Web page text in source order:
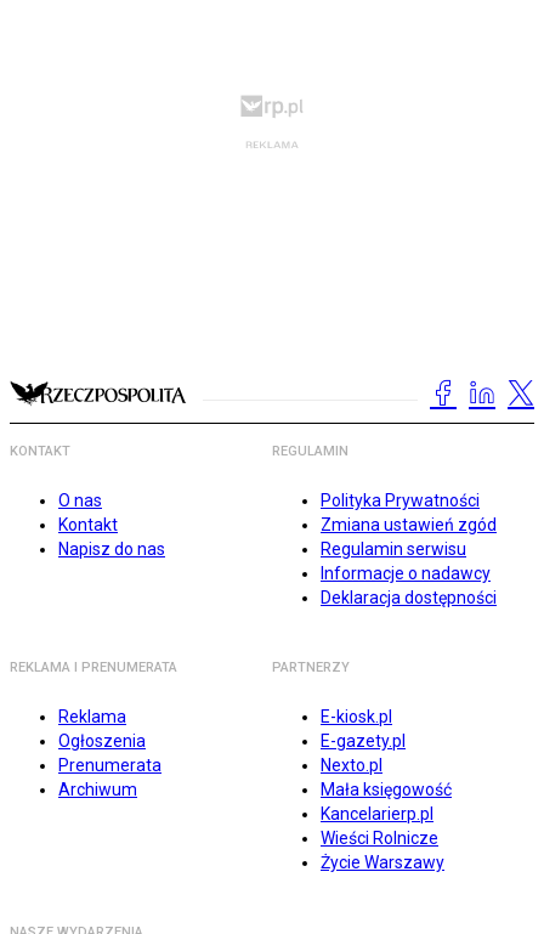
KONTAKT
O nas
Kontakt
Napisz do nas
REGULAMIN
Polityka Prywatności
Zmiana ustawień zgód
Regulamin serwisu
Informacje o nadawcy
Deklaracja dostępności
REKLAMA I PRENUMERATA
Reklama
Ogłoszenia
Prenumerata
Archiwum
PARTNERZY
E-kiosk.pl
E-gazety.pl
Nexto.pl
Mała księgowość
Kancelarierp.pl
Wieści Rolnicze
Życie Warszawy